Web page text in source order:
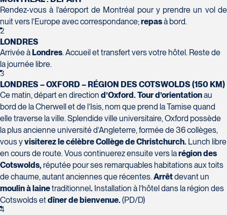
Rendez-vous à l’aéroport de Montréal pour y prendre un vol de
nuit vers l’Europe avec correspondance;repasà bord.
2
LONDRES
Arrivée à Londres. Accueil et transfert vers votre hôtel. Reste de
la journée libre.
3
LONDRES – OXFORD – RÉGION DES COTSWOLDS (150 KM)
Ce matin, départ en direction d’Oxford. Tour d’orientationau
bord de la Cherwell et de l’Isis, nom que prend la Tamise quand
elle traverse la ville. Splendide ville universitaire, Oxford possède
la plus ancienne université d’Angleterre, formée de 36 collèges,
vous yvisiterez le célèbre Collège de Christchurch. Lunch libre
en cours de route. Vous continuerez ensuite vers larégion des
Cotswolds, réputée pour ses remarquables habitations aux toits
de chaume, autant anciennes que récentes.Arrêtdevant un
moulin à lainetraditionnel. Installation à l’hôtel dans la région des
Cotswolds etdîner de bienvenue. (PD/D)
4
Voyages Nouveau-Monde
420 Boulevard Manseau
Joliette
Tél :450-755-5557 / 1-877-751-5557
Voyages Terre et Monde
1460 Chemin Gascon
Terrebonne
J6X 2Z5
Tél :450-964-3574
Voyages des Laurentides
939 Boulevard Albiny-Paquette
Mont-Laurier
J9L 3J1
Tél :819-623-2511 / 1-866-385-2511
Tél :450-688-6211 / 1-888-682-8616
Club Voyages Orientation
1001 Boulevard de Montarville - local 39
Boucherville
J4B 6P5
Tél :450-655-1855 / 1-866-655-5736
Club Voyages Princesse
686 rue Principale
Granby
J2G 2Y4
Tél :
450-372-4444
La Forfaiterie Voyages
5401 Boulevard Des Galeries - Local 104
(porte H)
G2K 1N4
Tél :418-652-2400 / 1-888-848-1518
Le Voyagiste de Québec
3229 Chemin des Quatre-Bourgeois -
Suite 120QuébecG1W 0C1
Tél :418-977-4080 / 1-877-977-4080